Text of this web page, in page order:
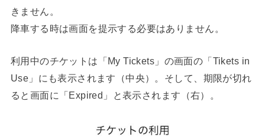
きません。
降車する時は画面を提示する必要はありません。
利用中のチケットは「My Tickets」の画面の「Tikets in
Use」にも表示されます（中央）。そして、期限が切れ
ると画面に「Expired」と表示されます（右）。